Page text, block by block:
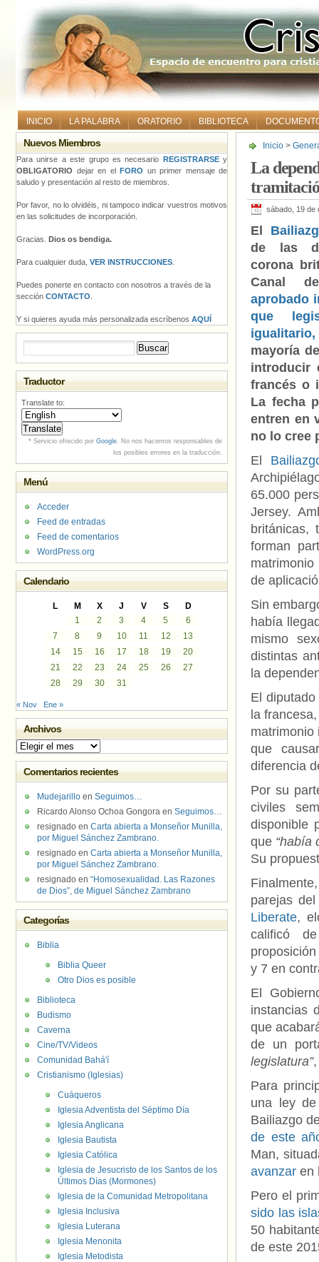
INICIO LA PALABRA ORATORIO BIBLIOTECA
Inicio >
La
sábado, 19 de
El
de las
corona
Canal
aprobado
que
igualitario,
mayoría
introducir
francés o
La fecha
entren en
no lo cree
El
65.000
Jersey.
británicas,
forman
de
Sin
había
mismo
distintas
la
El
la
que
diferencia
Por su
civiles
disponible
que “había
Su
parejas
Liberate,
calificó
y 7 en
El
instancias
que
de un
legislatura”
Para
una ley
Bailiazgo
de este
Man,
avanzar en
Pero el
sido las
50
de este
Nuevos Miembros
Para unirse a este grupo es necesario REGISTRARSEy
OBLIGATORIO dejar en el FORO un primer mensaje de
saludo y presentación al resto de miembros.
Por favor, no lo olvidéis, ni tampoco indicar vuestros motivos
en las solicitudes de incorporación.
Gracias. Dios os bendiga.
Para cualquier duda, VER INSTRUCCIONES
Puedes ponerte en contacto con nosotros a través de la
sección CONTACTO
Y si quieres ayuda más personalizada escríbenos AQUÍ
Traductor
Translate to:
* Servicio ofrecido por Google. No nos hacemos responsables de
los posibles errores en la traducción.
Menú
Acceder
Feed de entradas
Feed de comentarios
WordPress.org
Calendario
L M X J V S
D
1
2 3 4 5
6
7
8 9 10 11 12
13
14
15 16 17 18 19
20
21
22 23 24 25 26
27
28
29 30 31
« Nov Ene »
Archivos
Archivos
Comentarios recientes
Mudejarillo en Seguimos…
Ricardo Alonso Ochoa Gongora en Seguimos…
resignado en Carta abierta a Monseñor Munilla,
por Miguel Sánchez Zambrano.
resignado en Carta abierta a Monseñor Munilla,
por Miguel Sánchez Zambrano.
resignado en “Homosexualidad. Las Razones
de Dios”, de Miguel Sánchez Zambrano
Categorías
Biblia
Biblia Queer
Otro Dios es posible
Biblioteca
Budismo
Caverna
Cine/TV/Videos
Comunidad Bahá'í
Cristianismo (Iglesias)
Cuáqueros
Iglesia Adventista del Séptimo Día
Iglesia Anglicana
Iglesia Bautista
Iglesia Católica
Iglesia de Jesucristo de los Santos de los
Últimos Días (Mormones)
Iglesia de la Comunidad Metropolitana
Iglesia Inclusiva
Iglesia Luterana
Iglesia Menonita
Iglesia Metodista